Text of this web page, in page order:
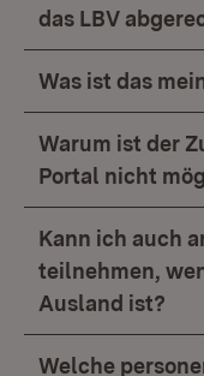
das LBV
Was ist das
Warum ist der
Portal nicht
Kann ich auch
teilnehmen,
Ausland ist?
Welche